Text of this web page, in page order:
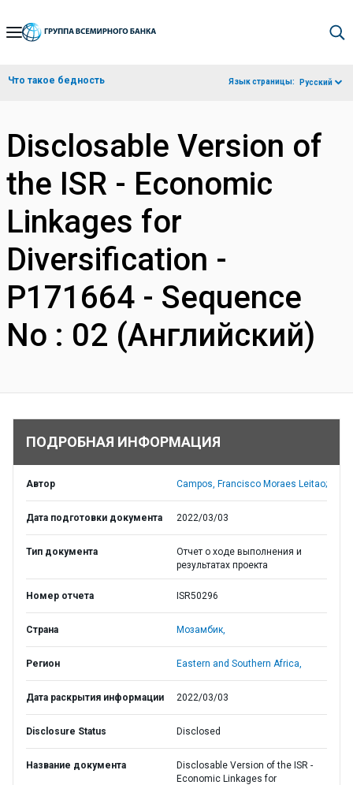
Skip
Navigation
Что такое бедность Язык страницы: Русский
Disclosable Version of
the ISR - Economic
Linkages for
Diversification -
P171664 - Sequence
No : 02 (Английский)
ПОДРОБНАЯ ИНФОРМАЦИЯ
Автор Campos, Francisco Moraes Leitao;
Дата подготовки документа 2022/03/03
Тип документа
Отчет о ходе выполнения и
результатах проекта
Номер отчета ISR50296
Страна Мозамбик,
Регион Eastern and Southern Africa,
Дата раскрытия информации 2022/03/03
Disclosure Status Disclosed
Название документа
Disclosable Version of the ISR -
Economic Linkages for